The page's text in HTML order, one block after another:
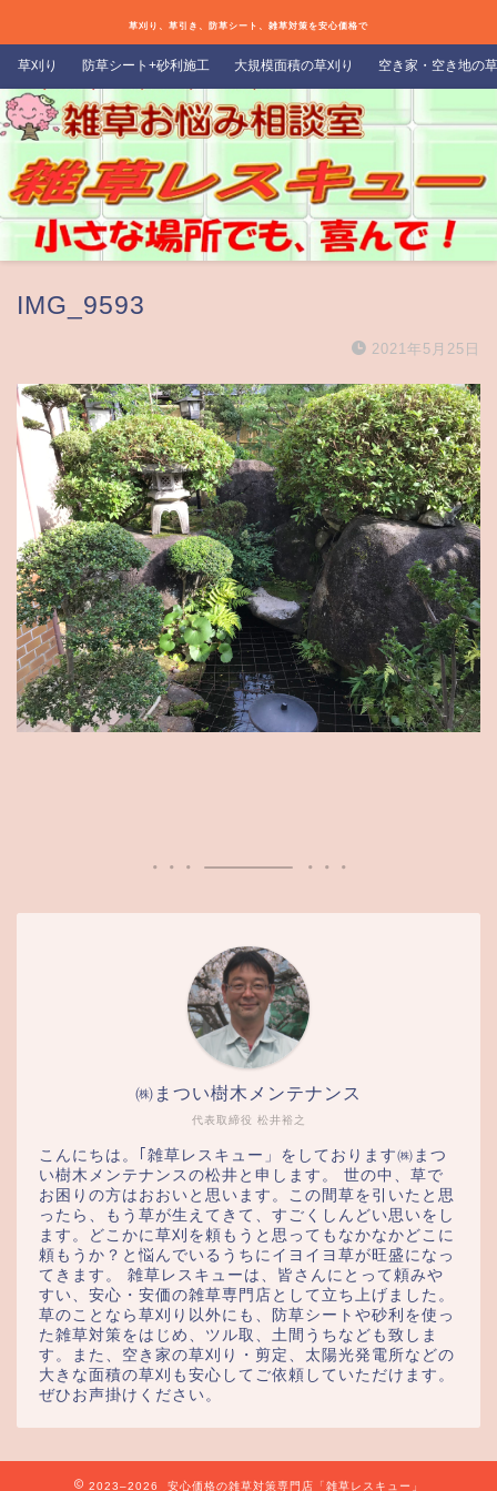
草刈り、草引き、防草シート、雑草対策を安心価格で
草刈り 防草シート+砂利施工 大規模面積の草刈り 空き家・空き地の
IMG_9593
2021年5月25日
代表取締役 松井裕之
㈱まつい樹木メンテナンス
こんにちは。｢雑草レスキュー」をしております㈱まつ
い樹木メンテナンスの松井と申します。 世の中、草で
お困りの方はおおいと思います。この間草を引いたと思
ったら、もう草が生えてきて、すごくしんどい思いをし
ます。どこかに草刈を頼もうと思ってもなかなかどこに
頼もうか？と悩んでいるうちにイヨイヨ草が旺盛になっ
てきます。 雑草レスキューは、皆さんにとって頼みや
すい、安心・安価の雑草専門店として立ち上げました。
草のことなら草刈り以外にも、防草シートや砂利を使っ
た雑草対策をはじめ、ツル取、土間うちなども致しま
す。また、空き家の草刈り・剪定、太陽光発電所などの
大きな面積の草刈も安心してご依頼していただけます。
ぜひお声掛けください。
2023–2026 安心価格の雑草対策専門店「雑草レスキュー」